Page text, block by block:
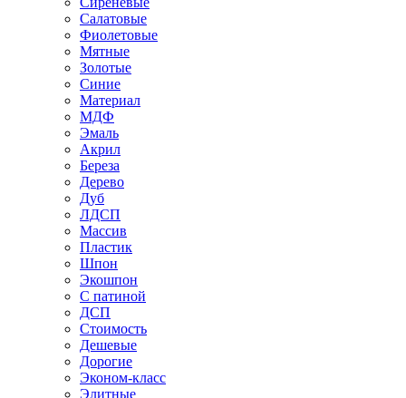
Салатовые
Фиолетовые
Мятные
Золотые
Синие
Материал
МДФ
Эмаль
Акрил
Береза
Дерево
Дуб
ЛДСП
Массив
Пластик
Шпон
Экошпон
С патиной
ДСП
Стоимость
Дешевые
Дорогие
Эконом-класс
Элитные